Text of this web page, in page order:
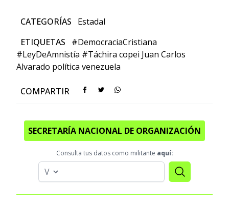
CATEGORÍAS
Estadal
ETIQUETAS
#DemocraciaCristiana
#LeyDeAmnistía #Táchira copei Juan Carlos
Alvarado política venezuela
COMPARTIR
SECRETARÍA NACIONAL DE ORGANIZACIÓN
Consulta tus datos como militante aquí: